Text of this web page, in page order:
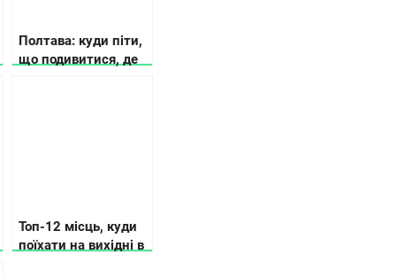
Полтава: куди піти,
що подивитися, де
Топ-12 місць, куди
поїхати на вихідні в